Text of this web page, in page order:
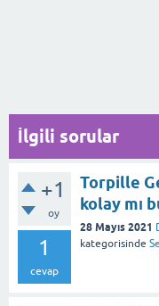
İlgili sorular
+1
oy
1
cevap
Torpille
kolay mı
28 Mayıs 2021
kategorisinde